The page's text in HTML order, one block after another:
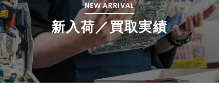
NEW ARRIVAL
新入荷／買取実績